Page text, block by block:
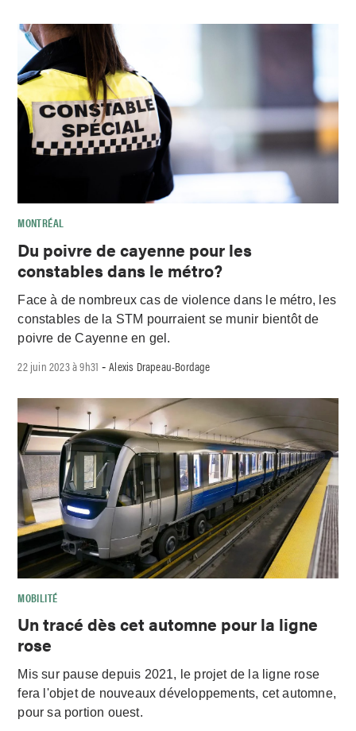
MONTRÉAL
Du poivre de cayenne pour les
constables dans le métro?
Face à de nombreux cas de violence dans le métro, les
constables de la STM pourraient se munir bientôt de
poivre de Cayenne en gel.
22 juin 2023 à 9h31 -Alexis Drapeau-Bordage
MOBILITÉ
Un tracé dès cet automne pour la ligne
rose
Mis sur pause depuis 2021, le projet de la ligne rose
fera l'objet de nouveaux développements, cet automne,
pour sa portion ouest.